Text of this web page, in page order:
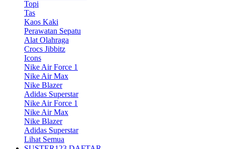
Topi
Tas
Kaos Kaki
Perawatan Sepatu
Alat Olahraga
Crocs Jibbitz
Icons
Nike Air Force 1
Nike Air Max
Nike Blazer
Adidas Superstar
Nike Air Force 1
Nike Air Max
Nike Blazer
Adidas Superstar
Lihat Semua